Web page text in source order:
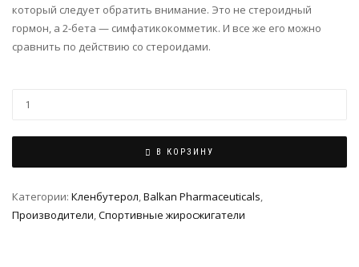
который следует обратить внимание. Это не стероидный
гормон, а 2-бета — симфатикокомметик. И все же его можно
сравнить по действию со стероидами.
В КОРЗИНУ
Категории: Кленбутерол,Balkan Pharmaceuticals,
Производители,Спортивные жиросжигатели